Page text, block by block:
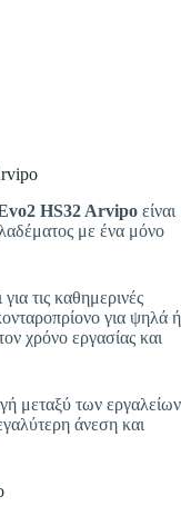
HS32 Arvipo είναι
με ένα μόνο
τις καθημερινές
για ψηλά ή
χρόνο εργασίας και
μεταξύ των εργαλείων
άνεση και